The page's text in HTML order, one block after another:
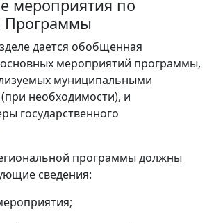
мероприятия по
Программы
дается обобщенная
основных мероприятий программы,
муниципальными
необходимости), и
государственного
программы должны
сведения: